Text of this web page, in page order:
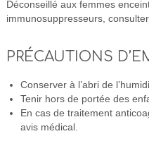
Déconseillé aux femmes
immunosuppresseurs,
PRÉCAUTIONS
Conserver à l’abri de
Tenir hors de portée des
En cas de traitement
avis médical.